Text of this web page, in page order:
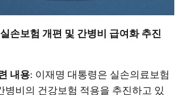
손보험 개편 및 간병비 급여화 추진
내용: 이재명 대통령은 실손의료보험
병비의 건강보험 적용을 추진하고 있